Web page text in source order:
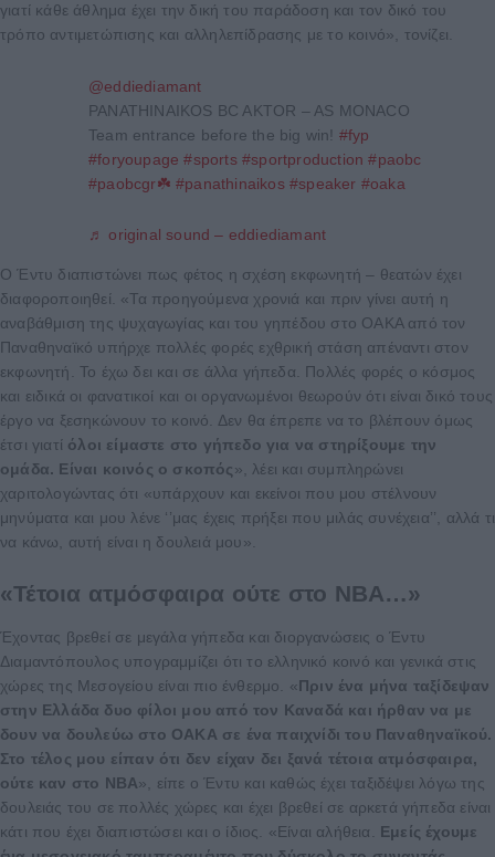
γιατί κάθε άθλημα έχει την δική του παράδοση και τον δικό του
τρόπο αντιμετώπισης και αλληλεπίδρασης με το κοινό», τονίζει.
@eddiediamant
PANATHINAIKOS BC AKTOR – AS MONACO
Team entrance before the big win! #fyp
#foryoupage #sports #sportproduction #paobc
#paobcgr☘️ #panathinaikos #speaker #oaka
♬ original sound – eddiediamant
Ο Έντυ διαπιστώνει πως φέτος η σχέση εκφωνητή – θεατών έχει
διαφοροποιηθεί. «Τα προηγούμενα χρονιά και πριν γίνει αυτή η
αναβάθμιση της ψυχαγωγίας και του γηπέδου στο ΟΑΚΑ από τον
Παναθηναϊκό υπήρχε πολλές φορές εχθρική στάση απέναντι στον
εκφωνητή. Το έχω δει και σε άλλα γήπεδα. Πολλές φορές ο κόσμος
και ειδικά οι φανατικοί και οι οργανωμένοι θεωρούν ότι είναι δικό τους
έργο να ξεσηκώνουν το κοινό. Δεν θα έπρεπε να το βλέπουν όμως
έτσι γιατί όλοι είμαστε στο γήπεδο για να στηρίξουμε την
ομάδα. Είναι κοινός ο σκοπός», λέει και συμπληρώνει
χαριτολογώντας ότι «υπάρχουν και εκείνοι που μου στέλνουν
μηνύματα και μου λένε ‘’μας έχεις πρήξει που μιλάς συνέχεια’’, αλλά τι
να κάνω, αυτή είναι η δουλειά μου».
«Τέτοια ατμόσφαιρα ούτε στο NBA…»
Έχοντας βρεθεί σε μεγάλα γήπεδα και διοργανώσεις ο Έντυ
Διαμαντόπουλος υπογραμμίζει ότι το ελληνικό κοινό και γενικά στις
χώρες της Μεσογείου είναι πιο ένθερμο. «Πριν ένα μήνα ταξίδεψαν
στην Ελλάδα δυο φίλοι μου από τον Καναδά και ήρθαν να με
δουν να δουλεύω στο ΟΑΚΑ σε ένα παιχνίδι του Παναθηναϊκού.
Στο τέλος μου είπαν ότι δεν είχαν δει ξανά τέτοια ατμόσφαιρα,
ούτε καν στο NBA», είπε ο Έντυ και καθώς έχει ταξιδέψει λόγω της
δουλειάς του σε πολλές χώρες και έχει βρεθεί σε αρκετά γήπεδα είναι
κάτι που έχει διαπιστώσει και ο ίδιος. «Είναι αλήθεια. Εμείς έχουμε